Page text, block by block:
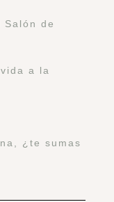
Salón de
a la
¿te sumas